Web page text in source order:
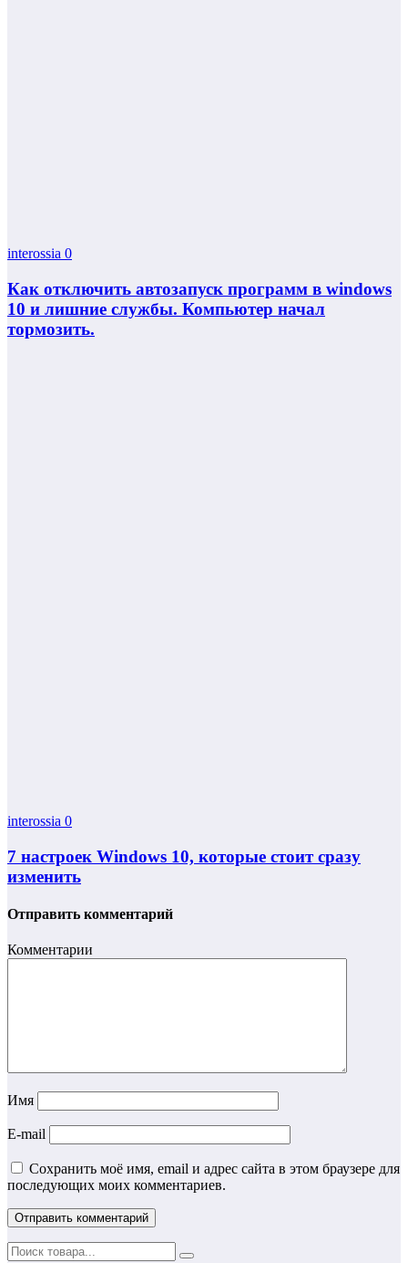
interossia 0
Как отключить автозапуск программ в windows
10 и лишние службы. Компьютер начал
тормозить.
interossia 0
7 настроек Windows 10, которые стоит сразу
изменить
Отправить комментарий
Комментарии
Имя
E-mail
Сохранить моё имя, email и адрес сайта в этом браузере для
последующих моих комментариев.